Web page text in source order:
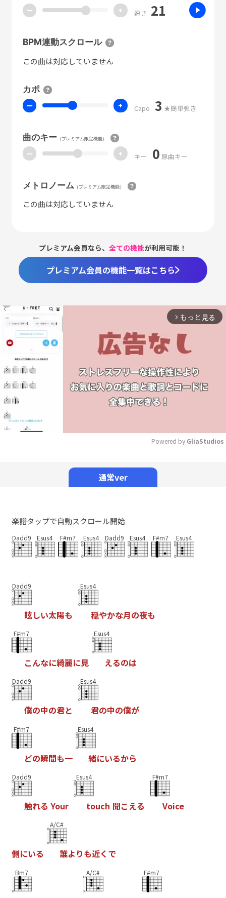
ー + 速さ 21
BPM連動スクロール
この曲は対応していません
カポ
ー + Capo 3 ★簡単弾き
曲のキー（プレミアム限定機能）
ー + キー 0 原曲キー
メトロノーム （プレミアム限定機能）
この曲は対応していません
プレミアム会員なら、全ての機能が利用可能！
プレミアム会員の機能一覧はこちら
arrow_forward_ios もっと見る
Powered by GliaStudios
通常ver
楽譜タップで自動スクロール開始
Dadd9 Esus4 F#m7 Esus4 Dadd9 Esus4 F#m7 Esus4
Dadd9
眩しい太陽も
Esus4
穏やかな月の夜も
F#m7
こんなに綺麗に見
Esus4
えるのは
Dadd9
僕の中の君と
Esus4
君の中の僕が
F#m7
どの瞬間も一
Esus4
緒にいるから
Dadd9
触れる Your
Esus4
touch 聞こえる
F#m7
Voice
側にいる
A/C#
誰よ りも近く で
Bm7 A/C# F#m7